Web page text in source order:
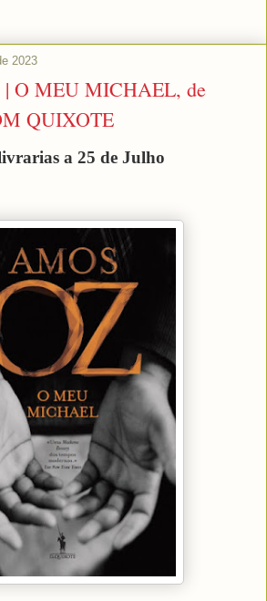
2023
O MEU MICHAEL, de
QUIXOTE
a 25 de Julho